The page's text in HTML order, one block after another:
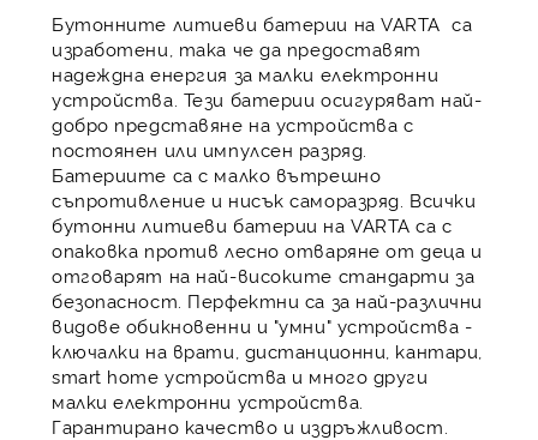
Бутонните литиеви батерии на VARTA са
изработени, така че да предоставят
надеждна енергия за малки електронни
устройства. Тези батерии осигуряват най-
добро представяне на устройства с
постоянен или импулсен разряд.
Батериите са с малко вътрешно
съпротивление и нисък саморазряд. Всички
бутонни литиеви батерии на VARTA са с
опаковка против лесно отваряне от деца и
отговарят на най-високите стандарти за
безопасност. Перфектни са за най-различни
видове обикновенни и "умни" устройства -
ключалки на врати, дистанционни, кантари,
smart home устройства и много други
малки електронни устройства.
Гарантирано качество и издръжливост.